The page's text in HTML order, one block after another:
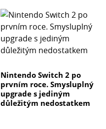
Nintendo Switch 2 po
prvním roce. Smysluplný
upgrade s jediným
důležitým nedostatkem